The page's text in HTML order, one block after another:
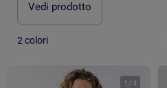
Vedi prodotto
2 colori
1 /4